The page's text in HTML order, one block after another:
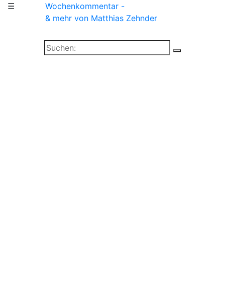
☰
Wochenkommentar -
& mehr von Matthias Zehnder